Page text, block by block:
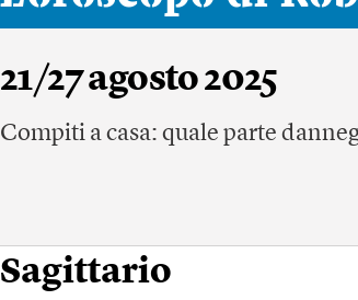
21/27 agosto 2025
Compiti a casa: quale parte
Sagittario